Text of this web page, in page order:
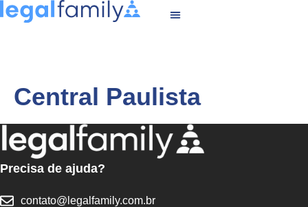
Central Paulista
Precisa de ajuda?
contato@legalfamily.com.br